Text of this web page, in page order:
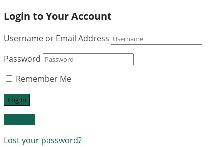
Login to Your Account
Username or Email Address
Password
Remember Me
Lost your password?